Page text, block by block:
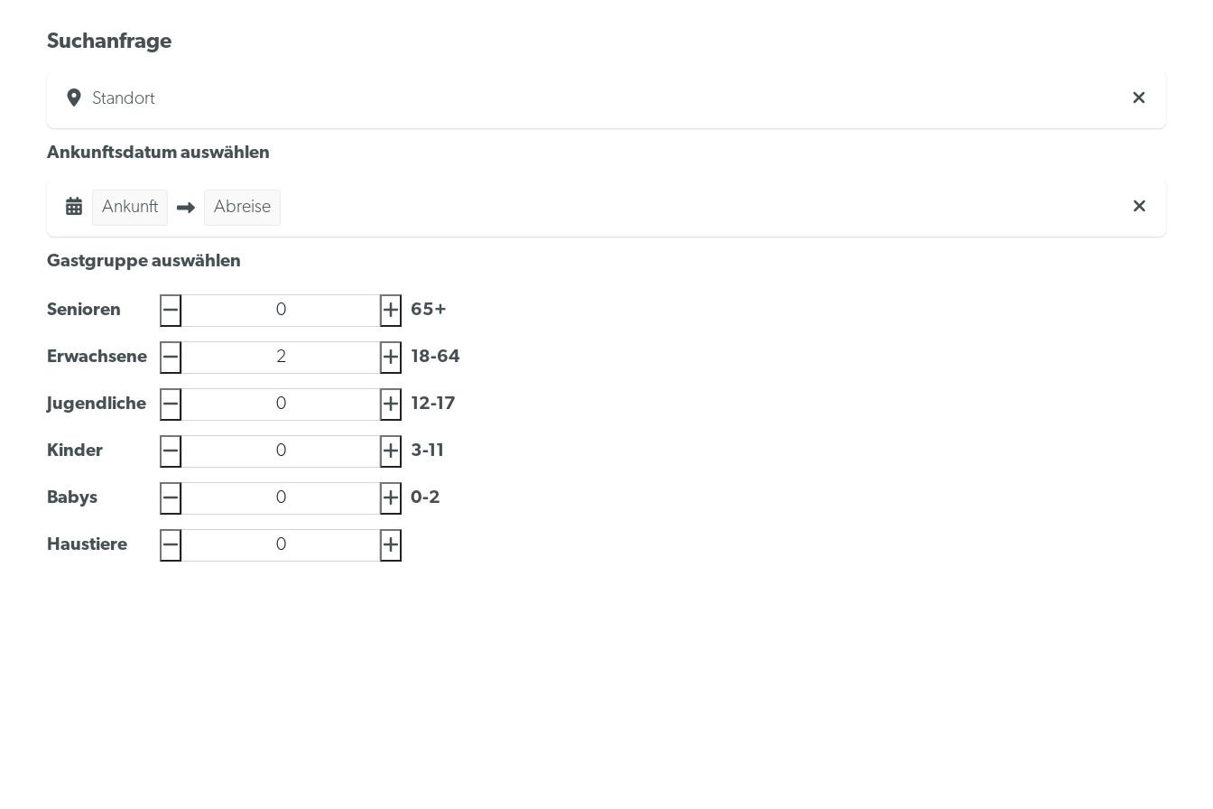
Suchanfrage
Standort
Ankunftsdatum auswählen
Ankunft Abreise
Gastgruppe auswählen
Senioren 65+
Erwachsene 18-64
Jugendliche 12-17
Kinder 3-11
Babys 0-2
Haustiere